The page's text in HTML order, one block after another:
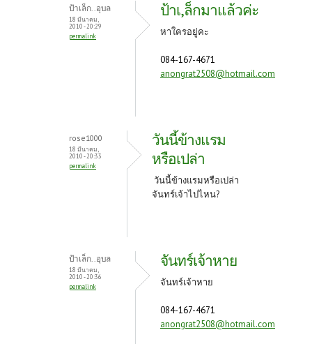
ป้าเล็ก..อุบล
18 มีนาคม,
2010 - 20:29
permalink
ป้าเ,ล็กมาแล้วค่ะ
หาใครอยู่คะ
084-167-4671
anongrat2508@hotmail.com
rose1000
18 มีนาคม,
2010 - 20:33
permalink
วันนี้ข้างแรม
หรือเปล่า
วันนี้ข้างแรมหรือเปล่า
จันทร์เจ้าไปไหน?
ป้าเล็ก..อุบล
18 มีนาคม,
2010 - 20:36
permalink
จันทร์เจ้าหาย
จันทร์เจ้าหาย
084-167-4671
anongrat2508@hotmail.com